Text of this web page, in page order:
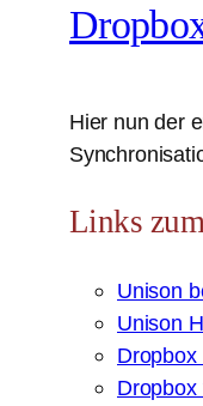
Hier nun der
Links
Unison
Unison
Dropbox